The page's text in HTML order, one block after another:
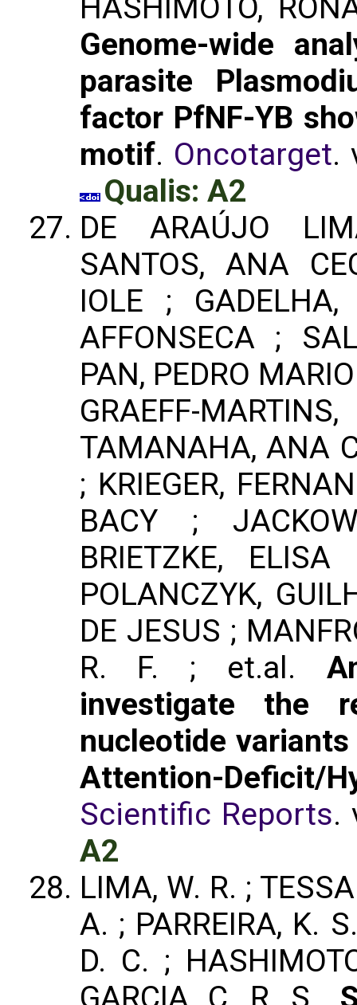
HASHIMOTO,
Genome-wide
parasite
factor PfNF-YB
motif. Oncotarget.
Qualis: A2
DE ARAÚJO
SANTOS, ANA
IOLE ; GADELHA,
AFFONSECA ;
PAN, PEDRO
GRAEFF-
TAMANAHA, ANA
; KRIEGER,
BACY ;
BRIETZKE,
POLANCZYK,
DE JESUS ;
R. F. ; et.al.
investigate the
nucleotide
Attention-
Scientific Reports.
A2
LIMA, W. R. ;
A. ; PARREIRA, K.
D. C. ;